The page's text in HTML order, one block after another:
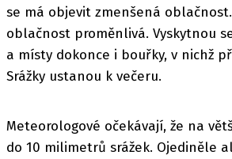
se má objevit zmenšená
oblačnost proměnlivá. Vyskytnou
a místy dokonce i bouřky, v nichž
Srážky ustanou k večeru.
Meteorologové očekávají, že na
do 10 milimetrů srážek. Ojediněle